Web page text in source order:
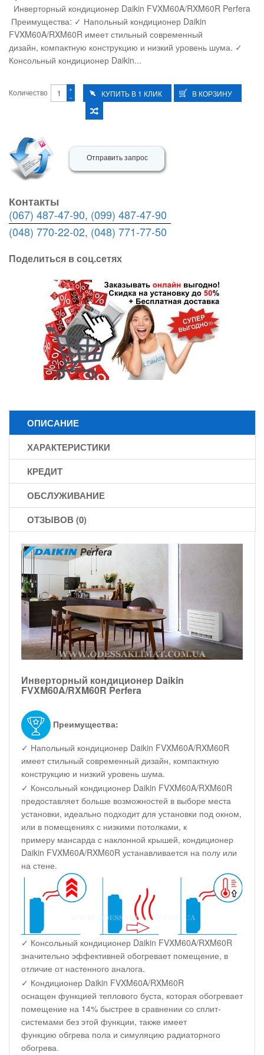
Инверторный кондиционер Daikin FVXM60A/RXM60R Perfera
Преимущества: ✓ Напольный кондиционер Daikin
FVXM60A/RXM60R имеет стильный современный
дизайн, компактную конструкцию и низкий уровень шума. ✓
Консольный кондиционер Daikin...
Количество -
+
Отправить запрос
Контакты
(067) 487-47-90, (099) 487-47-90
(048) 770-22-02, (048) 771-77-50
Поделиться в соц.сетях
ОПИСАНИЕ
ХАРАКТЕРИСТИКИ
КРЕДИТ
ОБСЛУЖИВАНИЕ
ОТЗЫВОВ (0)
Инверторный кондиционер Daikin
FVXM60A/RXM60R Perfera
Преимущества:
✓ Напольный кондиционер Daikin FVXM60A/RXM60R
имеет стильный современный дизайн, компактную
конструкцию и низкий уровень шума.
✓ Консольный кондиционер Daikin FVXM60A/RXM60R
предоставляет больше возможностей в выборе места
установки, идеально подходит для установки под окном,
или в помещениях с низкими потолками, к
примеру мансарда с наклонной крышей, кондиционер
Daikin FVXM60A/RXM60R устанавливается на полу или
на стене.
✓ Консольный кондиционер Daikin FVXM60A/RXM60R
значительно эффективней обогревает помещение, в
отличие от настенного аналога.
✓ Кондиционер Daikin FVXM60A/RXM60R
оснащен функцией теплового буста, которая обогревает
помещение на 14% быстрее в сравнении со сплит-
системами без этой функции, также имеет
функцию обгрева пола и симуляцию радиаторного
обогрева.